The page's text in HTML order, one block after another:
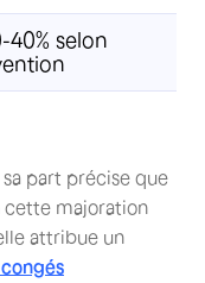
40% selon
part précise que
cette majoration
attribue un